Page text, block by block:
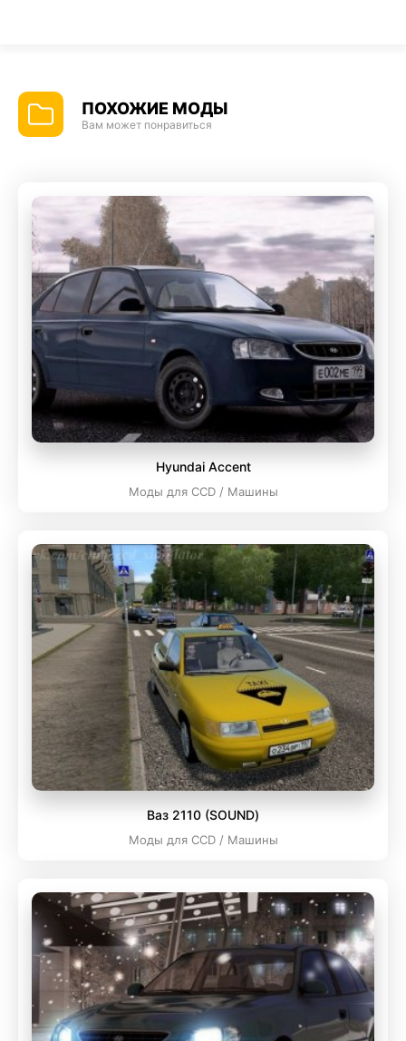
ПОХОЖИЕ МОДЫ
Вам может понравиться
Hyundai Accent
Моды для CCD / Машины
Ваз 2110 (SOUND)
Моды для CCD / Машины